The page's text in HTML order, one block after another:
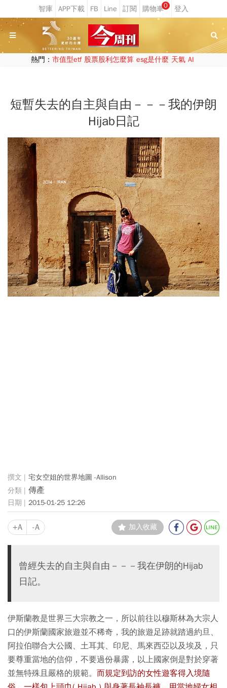
0
熱門： 市值型etf 股票股利怎麼算 esg是什麼 天氣 AI
短暫失去的自主與自由－－－我的伊朗
Hijab日記
宅女空姐的世界地圖 -Allison
傳產
2015-01-25 12:26
+A -A 加入收藏
曾經失去的自主與自由－－－我在伊朗的Hijab
日記。
伊斯蘭教是世界三大宗教之一，所以前往以穆斯林為大宗人
口的伊斯蘭國家旅遊並不稀奇，我的旅遊足跡就踏過約旦、
阿拉伯聯合大公國、土耳其、印尼、馬來西亞以及埃及，只
要尊重當地的信仰，不要過份暴露，以上國家倒是對於穿著
並無特殊且嚴格的規範。 而規定到訪的女性遊客得入境隨